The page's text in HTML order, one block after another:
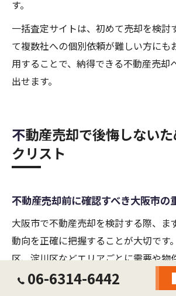
す。
一括査定サイトは、初めて売却を検討
て複数社への個別依頼が難しい方にも
用することで、納得できる不動産売却
出せます。
不動産売却で後悔しないためのチェッ
クリスト
不動産売却前に確認すべき大阪市の
大阪市で不動産売却を検討する際、ま
動向を正確に把握することが大切です
区、淀川区などエリアごとに需要や物
なり、再開発や交通インフラの整備状
06-6314-6442